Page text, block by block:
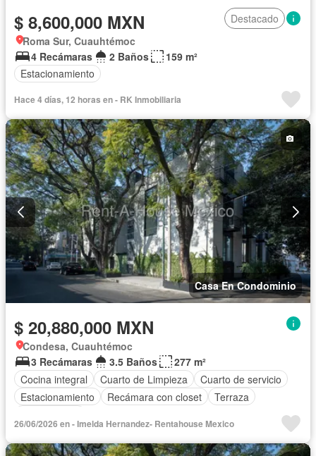
$ 8,600,000 MXN
Destacado
Roma Sur, Cuauhtémoc
4 Recámaras
2 Baños
159 m²
Estacionamiento
Hace 4 días, 12 horas en - RK Inmobiliaria
Casa En Condominio
$ 20,880,000 MXN
Condesa, Cuauhtémoc
3 Recámaras
3.5 Baños
277 m²
Cocina integral
Cuarto de Limpieza
Cuarto de servicio
Estacionamiento
Recámara con closet
Terraza
26/06/2026 en - Imelda Hernandez- Rentahouse Mexico